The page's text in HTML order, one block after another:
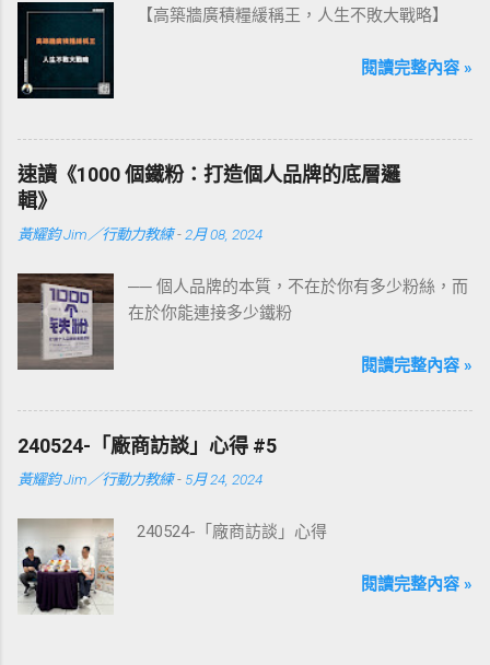
【高築牆廣積糧緩稱王，人生不敗大戰略】
閱讀完整內容 »
速讀《1000 個鐵粉：打造個人品牌的底層邏
輯》
黃耀鈞 Jim／行動力教練 - 2月 08, 2024
── 個人品牌的本質，不在於你有多少粉絲，而
在於你能連接多少鐵粉
閱讀完整內容 »
240524-「廠商訪談」心得 #5
黃耀鈞 Jim／行動力教練 - 5月 24, 2024
240524-「廠商訪談」心得
閱讀完整內容 »